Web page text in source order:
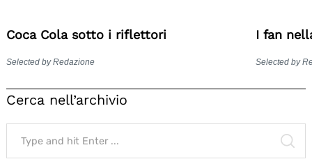
Coca Cola sotto i riflettori
Selected by Redazione
I fan
Selected by
Cerca nell’archivio
Search
for: